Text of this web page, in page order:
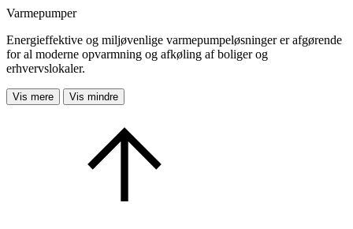
Varmepumper
Energieffektive og miljøvenlige varmepumpeløsninger er afgørende
for al moderne opvarmning og afkøling af boliger og
erhvervslokaler.
Vis mere Vis mindre